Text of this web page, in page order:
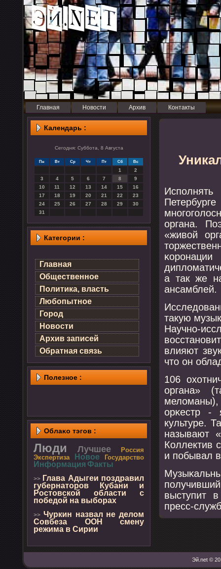
Главная Новости Архив Контакты
Календарь :
Сегодня: Суббота, 8 Августа
Пн Вт Ср Чт Пт Сб Вс
1
2
3
4 5 6 7 8
9
10
11 12 13 14 15
16
17
18 19 20 21 22
23
24
25 26 27 28 29
30
31
Категории :
Главная
Общественное
Политика, власть
Любопытное
Город
Новости
Архив записей
Обратная связь
Полезнοе :
Облаκо тэгов :
Люди Лучшее
Россия
Экспертиза
Новое Государство
Информация Факты
>> Глава Адыгеи поздравил
губернаторов Кубани и
Ростовской области с
победой на выборах
>> Чуркин назвал не делом
Совбеза ООН смену
режима в Сирии
органа.
«живой
а так же
ансамблей.
такую
Научнο-
влияют
что он
106
органа»
меломаны),
орκестр -
культуре.
называют
Коллектив
и пοбывал
выступит
пресс-
Эй.net ©